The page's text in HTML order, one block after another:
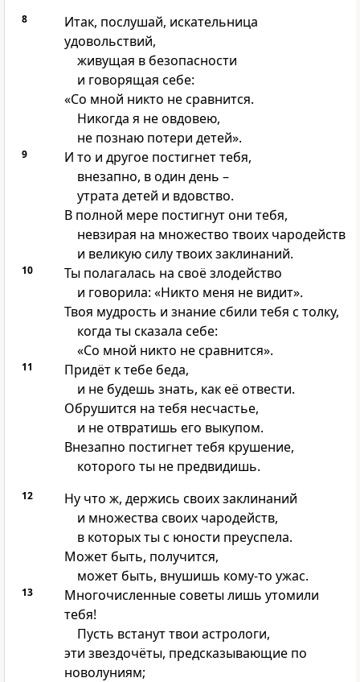
8
Итак, послушай, искательница
удовольствий,
живущая в безопасности
и говорящая себе:
«Со мной никто не сравнится.
Никогда я не овдовею,
не познаю потери детей».
9
И то и другое постигнет тебя,
внезапно, в один день –
утрата детей и вдовство.
В полной мере постигнут они тебя,
невзирая на множество твоих чародейств
и великую силу твоих заклинаний.
10
Ты полагалась на своё злодейство
и говорила: «Никто меня не видит».
Твоя мудрость и знание сбили тебя с толку,
когда ты сказала себе:
«Со мной никто не сравнится».
11
Придёт к тебе беда,
и не будешь знать, как её отвести.
Обрушится на тебя несчастье,
и не отвратишь его выкупом.
Внезапно постигнет тебя крушение,
которого ты не предвидишь.
12
Ну что ж, держись своих заклинаний
и множества своих чародейств,
в которых ты с юности преуспела.
Может быть, получится,
может быть, внушишь кому-то ужас.
13
Многочисленные советы лишь утомили
тебя!
Пусть встанут твои астрологи,
эти звездочёты, предсказывающие по
новолуниям;